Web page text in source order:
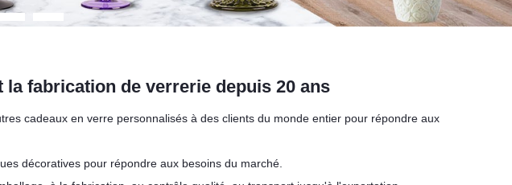
fabrication de verrerie depuis 20 ans
cadeaux en verre personnalisés à des clients du monde entier pour répondre aux
décoratives pour répondre aux besoins du marché.